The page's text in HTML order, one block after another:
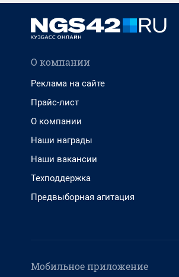
О компании
Реклама на сайте
Прайс-лист
О компании
Наши награды
Наши вакансии
Техподдержка
Предвыборная агитация
Мобильное приложение